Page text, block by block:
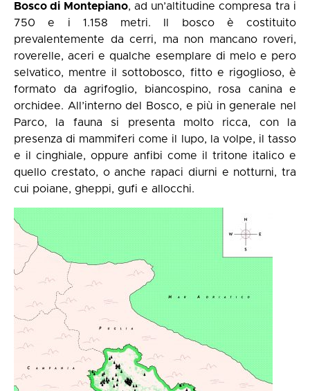
Bosco di Montepiano, ad un’altitudine compresa tra i
750 e i 1.158 metri. Il bosco è costituito
prevalentemente da cerri, ma non mancano roveri,
roverelle, aceri e qualche esemplare di melo e pero
selvatico, mentre il sottobosco, fitto e rigoglioso, è
formato da agrifoglio, biancospino, rosa canina e
orchidee. All’interno del Bosco, e più in generale nel
Parco, la fauna si presenta molto ricca, con la
presenza di mammiferi come il lupo, la volpe, il tasso
e il cinghiale, oppure anfibi come il tritone italico e
quello crestato, o anche rapaci diurni e notturni, tra
cui poiane, gheppi, gufi e allocchi.